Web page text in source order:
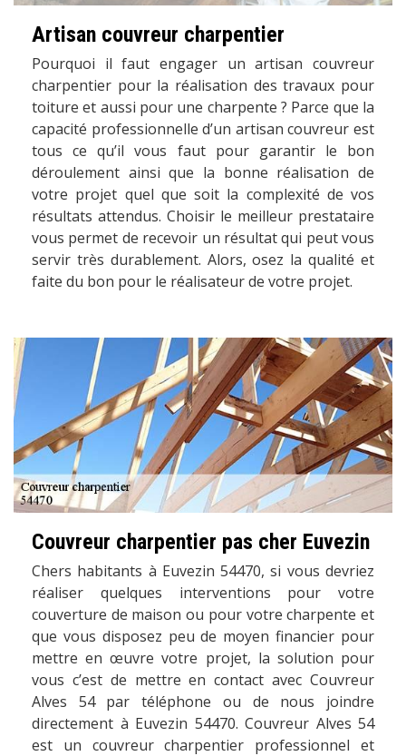
Artisan couvreur charpentier
Pourquoi il faut engager un artisan couvreur
charpentier pour la réalisation des travaux pour
toiture et aussi pour une charpente ? Parce que la
capacité professionnelle d’un artisan couvreur est
tous ce qu’il vous faut pour garantir le bon
déroulement ainsi que la bonne réalisation de
votre projet quel que soit la complexité de vos
résultats attendus. Choisir le meilleur prestataire
vous permet de recevoir un résultat qui peut vous
servir très durablement. Alors, osez la qualité et
faite du bon pour le réalisateur de votre projet.
Couvreur charpentier pas cher Euvezin
Chers habitants à Euvezin 54470, si vous devriez
réaliser quelques interventions pour votre
couverture de maison ou pour votre charpente et
que vous disposez peu de moyen financier pour
mettre en œuvre votre projet, la solution pour
vous c’est de mettre en contact avec Couvreur
Alves 54 par téléphone ou de nous joindre
directement à Euvezin 54470. Couvreur Alves 54
est un couvreur charpentier professionnel et